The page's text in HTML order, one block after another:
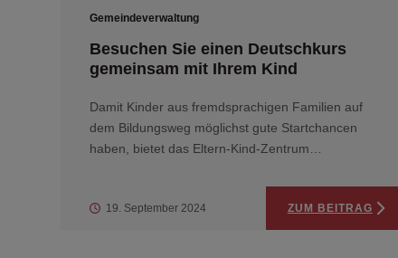
Gemeindeverwaltung
Besuchen Sie einen Deutschkurs
gemeinsam mit Ihrem Kind
Damit Kinder aus fremdsprachigen Familien auf
dem Bildungsweg möglichst gute Startchancen
haben, bietet das Eltern-Kind-Zentrum…
19. September 2024 ZUM BEITRAG